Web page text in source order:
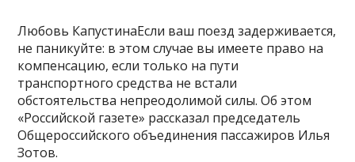
Любовь КапустинаЕсли ваш поезд задерживается,
не паникуйте: в этом случае вы имеете право на
компенсацию, если только на пути
транспортного средства не встали
обстоятельства непреодолимой силы. Об этом
«Российской газете» рассказал председатель
Общероссийского объединения пассажиров Илья
Зотов.